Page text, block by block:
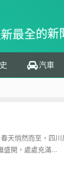
最全的
汽車
天悄然而至，四
盛開，處處充滿...